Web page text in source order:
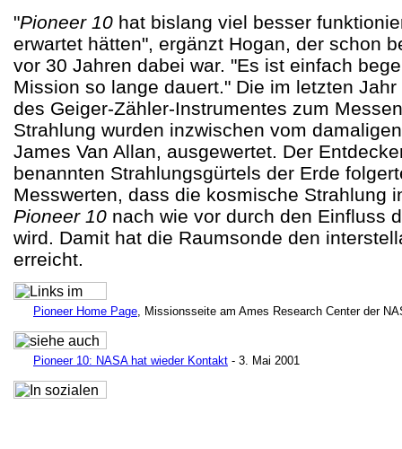
"Pioneer 10 hat bislang viel besser
erwartet hätten", ergänzt Hogan, der schon
vor 30 Jahren dabei war. "Es ist einfach
Mission so lange dauert." Die im letzten
des Geiger-Zähler-Instrumentes zum
Strahlung wurden inzwischen vom
James Van Allan, ausgewertet. Der
benannten Strahlungsgürtels der Erde
Messwerten, dass die kosmische Strahlung
Pioneer 10 nach wie vor durch den Einfluss
wird. Damit hat die Raumsonde den
erreicht.
Pioneer Home Page, Missionsseite am Ames Research Center der
Pioneer 10: NASA hat wieder Kontakt - 3. Mai 2001